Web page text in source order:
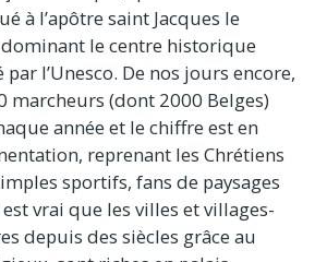
à l’apôtre saint Jacques le
le centre historique
l’Unesco. De nos jours encore,
marcheurs (dont 2000 Belges)
année et le chiffre est en
reprenant les Chrétiens
sportifs, fans de paysages
vrai que les villes et villages-
depuis des siècles grâce au